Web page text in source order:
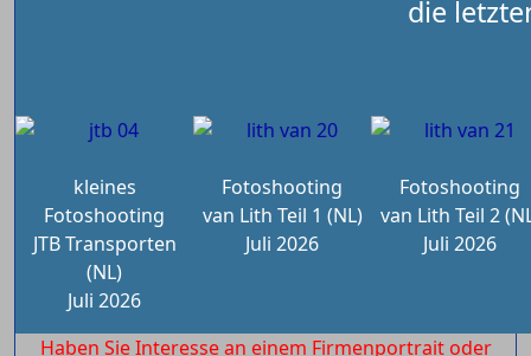
die
kleines
Fotoshooting
JTB Transporten
(NL)
Juli 2026
Fotoshooting
van Lith Teil 1 (NL)
Juli 2026
Fotoshooting
van Lith Teil 2
Juli 2026
Haben Sie Interesse an einem Firmenportrait oder